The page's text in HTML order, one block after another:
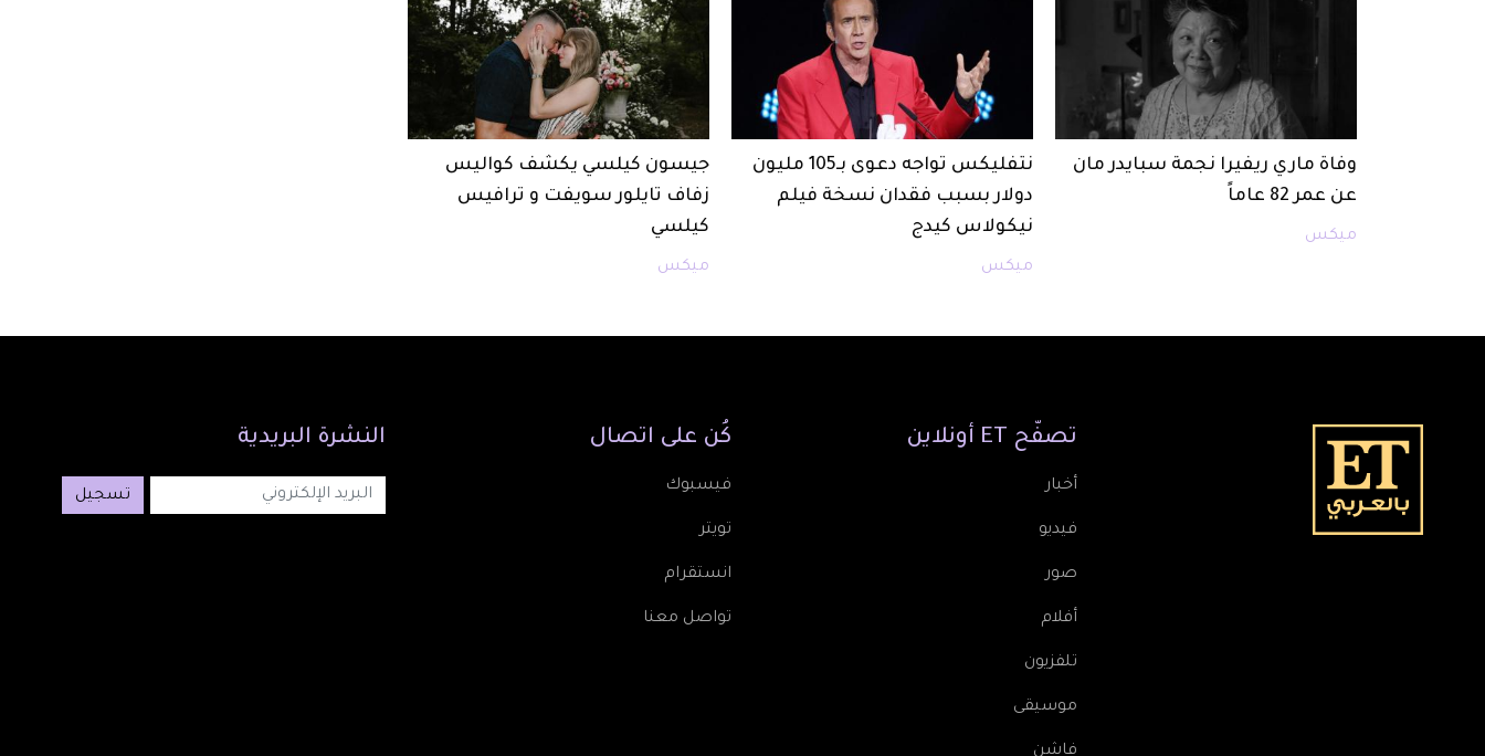
وفاة ماري ريفيرا نجمة سبايدر مان
عن عمر 82 عاماً
ميكس
نتفليكس تواجه دعوى بـ105 مليون
دولار بسبب فقدان نسخة فيلم
نيكولاس كيدج
ميكس
جيسون كيلسي يكشف كواليس
زفاف تايلور سويفت و ترافيس
كيلسي
ميكس
تصفّح ET أونلاين
أخبار
فيديو
صور
أفلام
تلفزيون
موسيقى
فاشن
كُن على اتصال
فيسبوك
تويتر
انستقرام
تواصل معنا
النشرة البريدية
تسجيل